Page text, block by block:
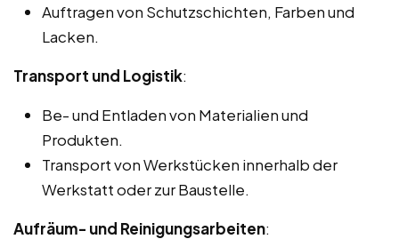
Auftragen von Schutzschichten, Farben und
Lacken.
Transport und Logistik:
Be- und Entladen von Materialien und
Produkten.
Transport von Werkstücken innerhalb der
Werkstatt oder zur Baustelle.
Aufräum- und Reinigungsarbeiten: